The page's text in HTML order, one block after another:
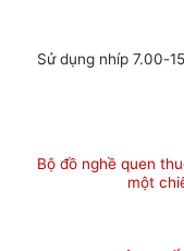
Sử dụng nhíp 7.00-
Bộ đồ nghề quen
một